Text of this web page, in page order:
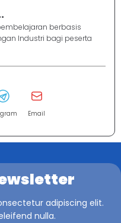
berbasis
Industri bagi peserta
Email
adipiscing elit.
nulla.